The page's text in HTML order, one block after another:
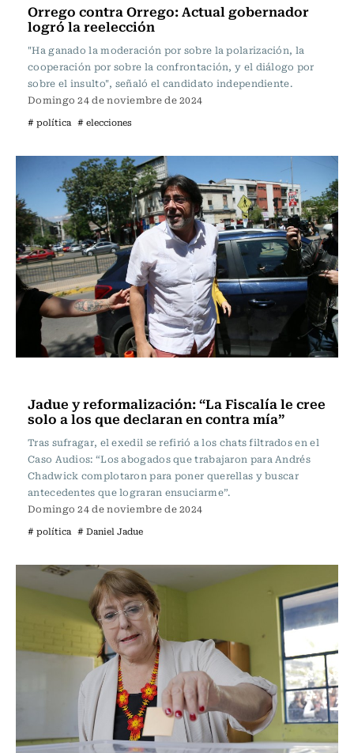
Orrego contra Orrego: Actual gobernador
logró la reelección
"Ha ganado la moderación por sobre la polarización, la
cooperación por sobre la confrontación, y el diálogo por
sobre el insulto", señaló el candidato independiente.
Domingo 24 de noviembre de 2024
# política # elecciones
Jadue y reformalización: “La Fiscalía le cree
solo a los que declaran en contra mía”
Tras sufragar, el exedil se refirió a los chats filtrados en el
Caso Audios: “Los abogados que trabajaron para Andrés
Chadwick complotaron para poner querellas y buscar
antecedentes que lograran ensuciarme”.
Domingo 24 de noviembre de 2024
# política # Daniel Jadue